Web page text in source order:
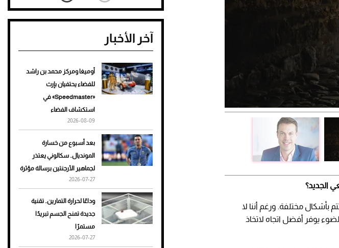
الجديد؟
بأشكال مختلفة. ورغم أننا لا
يوفر أفضل اتجاه لاتخاذ
نرى المستقبل من خلال
تصميماتنا.. كيف حجزت 1886
تمنحك فخامة استثنائية
لإطلالة جريئة وعصرية
أحذية Mary Jane: ترف وأناقة
آخر الأخبار
أوميغا ومركز محمد بن راشد
للفضاء يحتفيان بإرث
«Speedmaster» في
استكشاف الفضاء
2026-08-09
بعد أسبوع من خسارة
المونديال.. سكالوني يعتذر
لجماهير الأرجنتين برسالة مؤثرة
2026-07-27
وداعًا لحرارة التمارين.. تقنية
جديدة تمنح الجسم تبريدًا
مستمرًا
2026-07-27